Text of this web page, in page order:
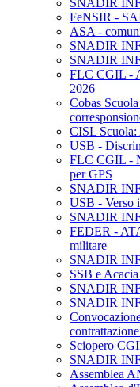
SNADIR
FeNSIR -
ASA -
SNADIR
SNADIR
FLC CGIL -
2026
Cobas
CISL Scuola:
USB -
FLC CGIL -
per GPS
SNADIR
USB - Verso
SNADIR
FEDER -
militare
SNADIR
SSB e
SNADIR
SNADIR
Sciopero
SNADIR
Assemblea